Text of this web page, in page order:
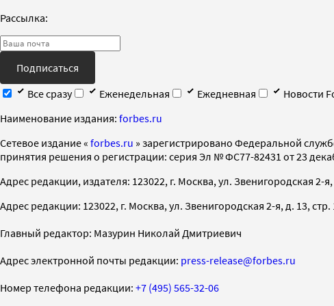
Рассылка:
Подписаться
Все сразу
Еженедельная Ежедневная
Новости
Наименование издания: forbes.ru
Cетевое издание « forbes.ru » зарегистрировано Федеральной
принятия решения о регистрации: серия Эл № ФС77-82431 от 23
Адрес редакции, издателя: 123022, г. Москва, ул. Звенигородская 2-я,
Адрес редакции: 123022, г. Москва, ул. Звенигородская 2-я, д. 13, стр.
Главный редактор: Мазурин Николай Дмитриевич
Адрес электронной почты редакции: press-release@forbes.ru
Номер телефона редакции: +7 (495) 565-32-06